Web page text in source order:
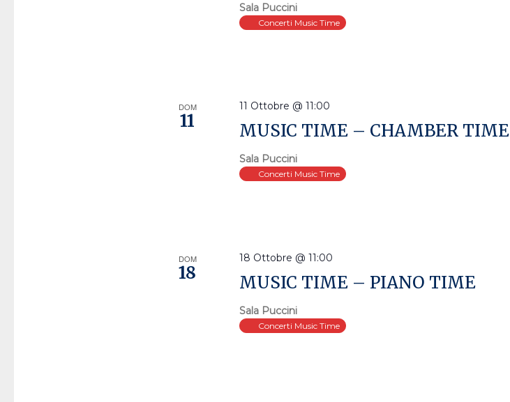
Sala Puccini
Concerti Music Time
DOM
11 MUSIC TIME – CHAMBER TIME
11 Ottobre @ 11:00
Sala Puccini
Concerti Music Time
DOM
18 MUSIC TIME – PIANO TIME
18 Ottobre @ 11:00
Sala Puccini
Concerti Music Time